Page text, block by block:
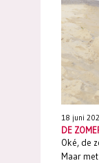
18 juni
DE
Oké, de
Maar